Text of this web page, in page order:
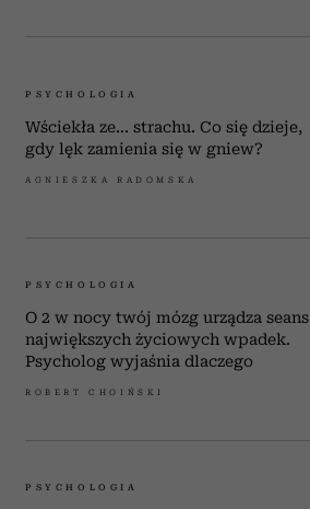
PSYCHOLOGIA
Wściekła ze... strachu. Co się dzieje,
gdy lęk zamienia się w gniew?
AGNIESZKA RADOMSKA
PSYCHOLOGIA
O 2 w nocy twój mózg urządza seans
największych życiowych wpadek.
Psycholog wyjaśnia dlaczego
ROBERT CHOIŃSKI
PSYCHOLOGIA